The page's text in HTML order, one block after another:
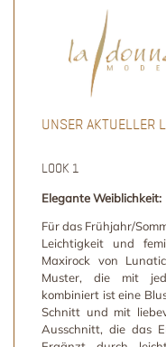
UNSER AKTUELLER
LOOK 1
Elegante Weiblichkeit:
Für das Frühjahr/
Leichtigkeit und
Maxirock von
Muster, die mit
kombiniert ist eine
Schnitt und mit
Ausschnitt, die das